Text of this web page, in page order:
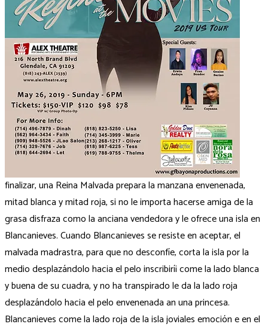
finalizar, una Reina Malvada prepara la manzana envenenada,
mitad blanca y mitad roja, si no le importa hacerse amiga de la
grasa disfraza como la anciana vendedora y le ofrece una isla en
Blancanieves. Cuando Blancanieves se resiste en aceptar, el
malvada madrastra, para que no desconfíe, corta la isla por la
medio desplazándolo hacia el pelo inscribirí¡ come la lado blanca
y buena de su cuadra, y no ha transpirado le da la lado roja
desplazándolo hacia el pelo envenenada an una princesa.
Blancanieves come la lado roja de la isla joviales emoción e en el